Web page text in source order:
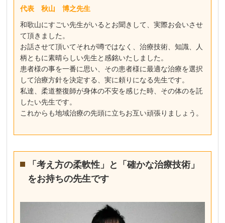
代表 秋山 博之先生
和歌山にすごい先生がいるとお聞きして、実際お会いさせ
て頂きました。
お話させて頂いてそれが噂ではなく、治療技術、知識、人
柄ともに素晴らしい先生と感銘いたしました。
患者様の事を一番に思い、その患者様に最適な治療を選択
して治療方針を決定する、実に頼りになる先生です。
私達、柔道整復師が身体の不安を感じた時、その体のを託
したい先生です。
これからも地域治療の先頭に立ちお互い頑張りましょう。
「考え方の柔軟性」と「確かな治療技術」
をお持ちの先生です